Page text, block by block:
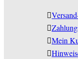
Mein